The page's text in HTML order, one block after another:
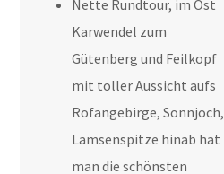
Nette Rundtour, im Ost
Karwendel zum
Gütenberg und Feilkopf
mit toller Aussicht aufs
Rofangebirge, Sonnjoch,
Lamsenspitze hinab hat
man die schönsten